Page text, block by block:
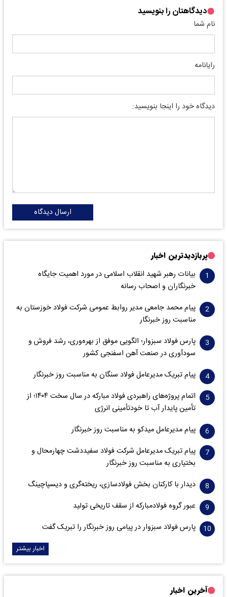
دیدگاهتان را بنویسید
نام شما
رایانامه
دیدگاه خود را اینجا بنویسید:
ارسال دیدگاه
پربازدیدترین اخبار
بیانات رهبر شهید انقلاب اسلامی در مورد اهمیت جایگاه
خبرنگاران و اصحاب رسانه
پیام محمد جامعی مدیر روابط عمومی شرکت فولاد خوزستان به
مناسبت روز خبرنگار
پارس فولاد سبزوار؛ الگویی موفق از بهره‌وری، رشد فروش و
سود‌آوری در صنعت آهن اسفنجی کشور
پیام تبریک مدیرعامل فولاد سنگان به مناسبت روز خبرنگار
اتمام پروژه‌های راهبردی فولاد مبارکه در سال سخت ۱۴۰۴؛ از
تأمین پایدار آب تا خودتأمینی انرژی
پیام مدیرعامل میدکو به مناسبت روز خبرنگار
پیام تبریک مدیرعامل شرکت فولاد سفیددشت چهارمحال و
بختیاری به مناسبت روز خبرنگار
دیدار با کارکنان بخش فولادسازی، ریخته‌گری و دیسپاچینگ
عبور گروه فولادمبارکه از سقف تاریخی تولید
پارس فولاد سبزوار در پیامی روز خبرنگار را تبریک گفت
اخبار بیشتر
آخرین اخبار